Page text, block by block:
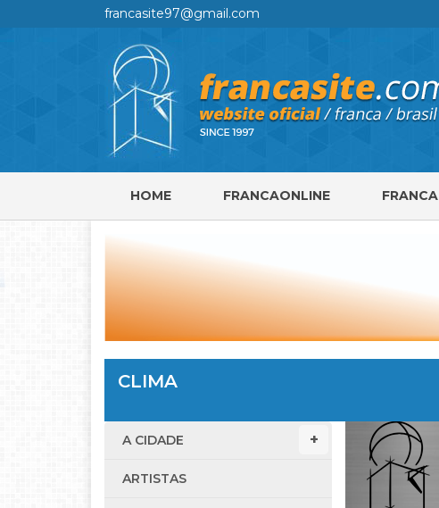
francasite97@gmail.com
HOME FRANCAONLINE FRANCA
CLIMA
A CIDADE
ARTISTAS